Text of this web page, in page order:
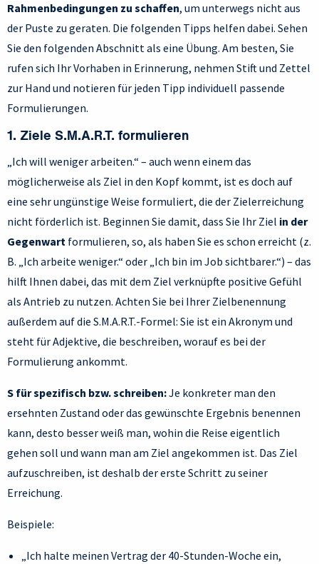
Rahmenbedingungen zu schaffen, um unterwegs nicht aus
der Puste zu geraten. Die folgenden Tipps helfen dabei. Sehen
Sie den folgenden Abschnitt als eine Übung. Am besten, Sie
rufen sich Ihr Vorhaben in Erinnerung, nehmen Stift und Zettel
zur Hand und notieren für jeden Tipp individuell passende
Formulierungen.
1. Ziele S.M.A.R.T. formulieren
„Ich will weniger arbeiten.“ – auch wenn einem das
möglicherweise als Ziel in den Kopf kommt, ist es doch auf
eine sehr ungünstige Weise formuliert, die der Zielerreichung
nicht förderlich ist. Beginnen Sie damit, dass Sie Ihr Ziel in der
Gegenwart formulieren, so, als haben Sie es schon erreicht (z.
B. „Ich arbeite weniger.“ oder „Ich bin im Job sichtbarer.“) – das
hilft Ihnen dabei, das mit dem Ziel verknüpfte positive Gefühl
als Antrieb zu nutzen. Achten Sie bei Ihrer Zielbenennung
außerdem auf die S.M.A.R.T.-Formel: Sie ist ein Akronym und
steht für Adjektive, die beschreiben, worauf es bei der
Formulierung ankommt.
S für spezifisch bzw. schreiben:Je konkreter man den
ersehnten Zustand oder das gewünschte Ergebnis benennen
kann, desto besser weiß man, wohin die Reise eigentlich
gehen soll und wann man am Ziel angekommen ist. Das Ziel
aufzuschreiben, ist deshalb der erste Schritt zu seiner
Erreichung.
Beispiele:
„Ich halte meinen Vertrag der 40-Stunden-Woche ein,